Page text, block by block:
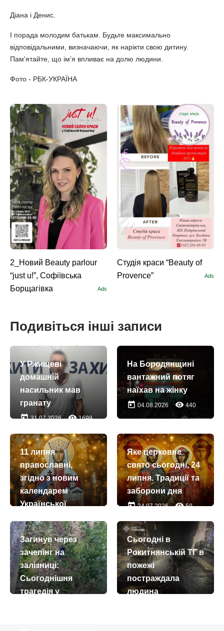
Діана і Денис.
І порада молодим батькам. Будьте максимально
відповідальними, визначаючи, як нарікти свою дитину.
Пам'ятайте, що ім’я впливає на долю людини.
Фото - РБК-УКРАЇНА
2_Новий Beauty parlour
“just u!”, Софіївська
Борщагівка
Ads
Студія краси “Beauty of
Provence”
Ads
Подивіться інші записи
У Ржищеві
домашній
насильник мав
гранату
today31.07.2026 remove_red_eye1699
На Бородянщині
вантажний потяг
наїхав на жінку
today 04.08.2026 remove_red_eye 440
11 липня
православні,
згідно з новим
календарем
Української
вшановують
пам’ять святої
рівноапостольної
княгині Ольги
today11.07.2026 remove_red_eye69
Яке церковне
свято сьогодні, 24
липня. Традиції та
заборони дня
today24.07.2026 remove_red_eye59
Загинув через
зачепінг на
залізниці:
Сьогоднішня
трагедія у
Сьогодні в
Рокитнянській ТГ в
пожежі
постраждала
людина